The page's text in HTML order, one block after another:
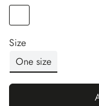
Size
One size